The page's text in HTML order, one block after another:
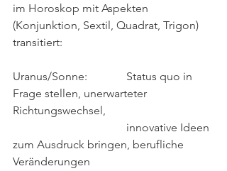
im Horoskop mit Aspekten
(Konjunktion, Sextil, Quadrat, Trigon)
transitiert:
Uranus/Sonne:		Status quo in
Frage stellen, unerwarteter
Richtungswechsel,
zum Ausdruck bringen, berufliche
Veränderungen